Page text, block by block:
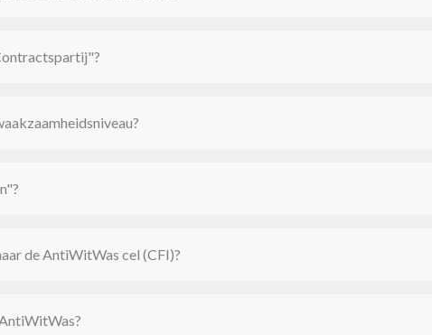
de AntiWitWas cel (CFI)?